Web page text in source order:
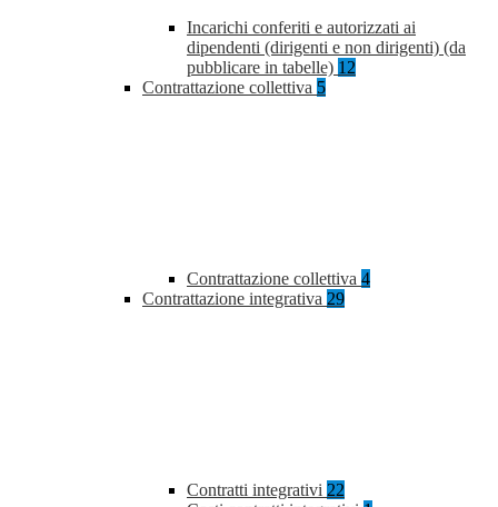
Incarichi conferiti e autorizzati ai
dipendenti (dirigenti e non dirigenti) (da
pubblicare in tabelle) 12
Contrattazione collettiva 5
Contrattazione collettiva 4
Contrattazione integrativa 29
Contratti integrativi 22